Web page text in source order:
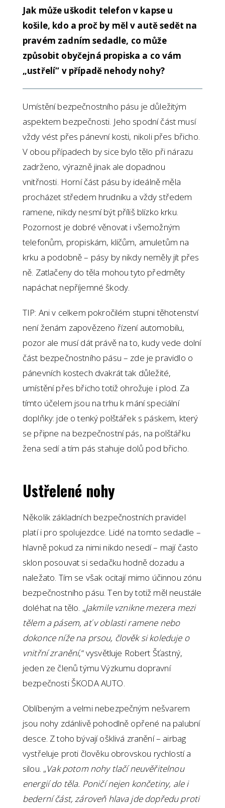
Jak může uškodit telefon v kapse u
košile, kdo a proč by měl v autě sedět na
pravém zadním sedadle, co může
způsobit obyčejná propiska a co vám
„ustřelí“ v případě nehody nohy?
Umístění bezpečnostního pásu je důležitým
aspektem bezpečnosti. Jeho spodní část musí
vždy vést přes pánevní kosti, nikoli přes břicho.
V obou případech by sice bylo tělo při nárazu
zadrženo, výrazně jinak ale dopadnou
vnitřnosti. Horní část pásu by ideálně měla
procházet středem hrudníku a vždy středem
ramene, nikdy nesmí být příliš blízko krku.
Pozornost je dobré věnovat i všemožným
telefonům, propiskám, klíčům, amuletům na
krku a podobně – pásy by nikdy neměly jít přes
ně. Zatlačeny do těla mohou tyto předměty
napáchat nepříjemné škody.
TIP: Ani v celkem pokročilém stupni těhotenství
není ženám zapovězeno řízení automobilu,
pozor ale musí dát právě na to, kudy vede dolní
část bezpečnostního pásu – zde je pravidlo o
pánevních kostech dvakrát tak důležité,
umístění přes břicho totiž ohrožuje i plod. Za
tímto účelem jsou na trhu k mání speciální
doplňky: jde o tenký polštářek s páskem, který
se připne na bezpečnostní pás, na polštářku
žena sedí a tím pás stahuje dolů pod břicho.
Ustřelené nohy
Několik základních bezpečnostních pravidel
platí i pro spolujezdce. Lidé na tomto sedadle –
hlavně pokud za nimi nikdo nesedí – mají často
sklon posouvat si sedačku hodně dozadu a
naležato. Tím se však ocitají mimo účinnou zónu
bezpečnostního pásu. Ten by totiž měl neustále
doléhat na tělo. „Jakmile vznikne mezera mezi
tělem a pásem, ať v oblasti ramene nebo
dokonce níže na prsou, člověk si koleduje o
vnitřní zranění,“ vysvětluje Robert Šťastný,
jeden ze členů týmu Výzkumu dopravní
bezpečnosti ŠKODA AUTO.
Oblíbeným a velmi nebezpečným nešvarem
jsou nohy zdánlivě pohodlně opřené na palubní
desce. Z toho bývají ošklivá zranění – airbag
vystřeluje proti člověku obrovskou rychlostí a
silou. „Vak potom nohy tlačí neuvěřitelnou
energií do těla. Poničí nejen končetiny, ale i
bederní část, zároveň hlava jde dopředu proti